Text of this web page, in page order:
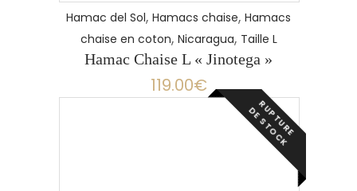
Hamac del Sol, Hamacs chaise, Hamacs
chaise en coton, Nicaragua, Taille L
Hamac Chaise L « Jinotega »
119.00€
R
U
P
T
U
R
E
D
E
S
T
O
C
K